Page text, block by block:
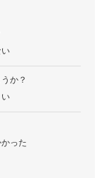
か？
った